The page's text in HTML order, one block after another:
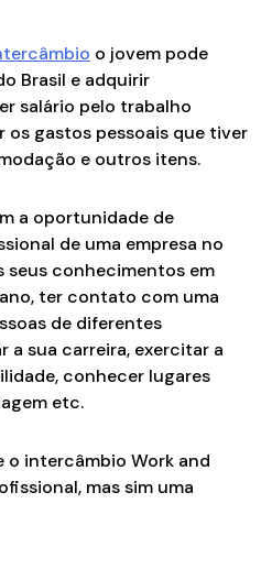
o jovem pode
Brasil e adquirir
salário pelo trabalho
os gastos pessoais que tiver
e outros itens.
a oportunidade de
de uma empresa no
seus conhecimentos em
ter contato com uma
de diferentes
a sua carreira, exercitar a
conhecer lugares
etc.
o intercâmbio Work and
mas sim uma